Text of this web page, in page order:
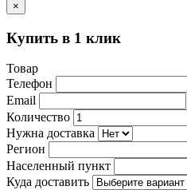
×
Купить в 1 клик
Товар
Телефон
Email
Количество
Нужна доставка
Регион
Населенный пункт
Куда доставить